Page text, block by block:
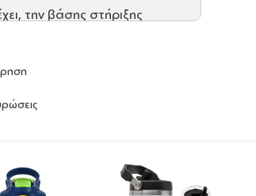
την βάσης στήριξης
ατομική συσκευασία.
βάση
ΝΑΙ